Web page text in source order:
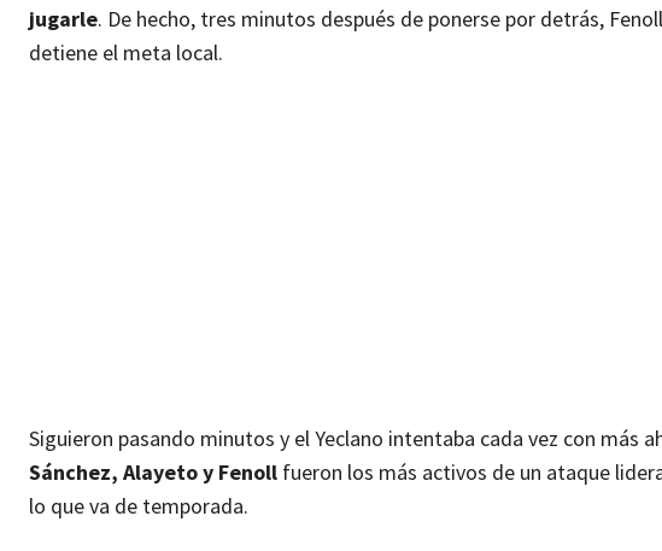
jugarle. De hecho, tres minutos después de ponerse por detrás,
detiene el meta local.
Siguieron pasando minutos y el Yeclano intentaba cada vez con más
Sánchez, Alayeto y Fenoll fueron los más activos de un ataque
lo que va de temporada.